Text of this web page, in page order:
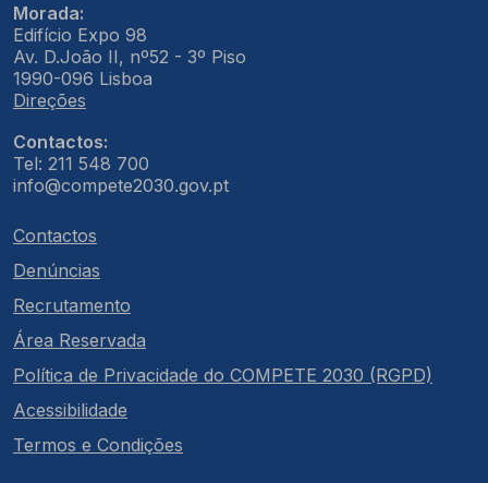
Morada:
Edifício Expo 98
Av. D.João II, nº52 - 3º Piso
1990-096 Lisboa
Direções
Contactos:
Tel: 211 548 700
info@compete2030.gov.pt
Contactos
Denúncias
Recrutamento
Área Reservada
Política de Privacidade do COMPETE 2030 (RGPD)
Acessibilidade
Termos e Condições